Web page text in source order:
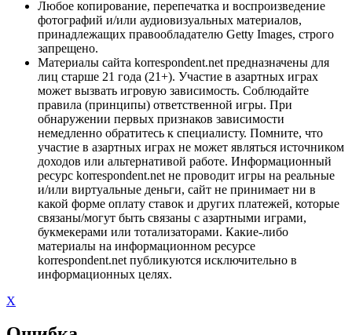
Любое копирование, перепечатка и воспроизведение
фотографий и/или аудиовизуальных материалов,
принадлежащих правообладателю Getty Images, строго
запрещено.
Материалы сайта korrespondent.net предназначены для
лиц старше 21 года (21+). Участие в азартных играх
может вызвать игровую зависимость. Соблюдайте
правила (принципы) ответственной игры. При
обнаружении первых признаков зависимости
немедленно обратитесь к специалисту. Помните, что
участие в азартных играх не может являться источником
доходов или альтернативой работе. Информационный
ресурс korrespondent.net не проводит игры на реальные
и/или виртуальные деньги, сайт не принимает ни в
какой форме оплату ставок и других платежей, которые
связаны/могут быть связаны с азартными играми,
букмекерами или тотализаторами. Какие-либо
материалы на информационном ресурсе
korrespondent.net публикуются исключительно в
информационных целях.
X